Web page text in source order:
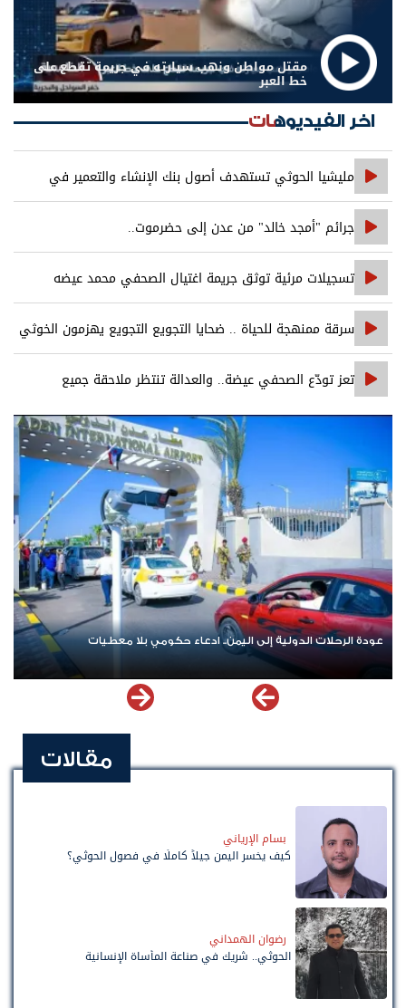
مقتل مواطن ونهب سيارته في جريمة تقطع على
خط العبر
اخر الفيديوهات
مليشيا الحوثي تستهدف أصول بنك الإنشاء والتعمير في
صنعاء
جرائم "أمجد خالد" من عدن إلى حضرموت..
تسجيلات مرئية توثق جريمة اغتيال الصحفي محمد عيضه
سرقة ممنهجة للحياة .. ضحايا التجويع التجويع يهزمون الخوثي
تعز تودّع الصحفي عيضة.. والعدالة تنتظر ملاحقة جميع
المتورطين
عودة الرحلات الدولية إلى اليمن.. ادعاء حكومي بلا معطيات
مقالات
بسام الإرياني
كيف يخسر اليمن جيلاً كاملًا في فصول الحوثي؟
رضوان الهمداني
الحوثي.. شريك في صناعة المأساة الإنسانية